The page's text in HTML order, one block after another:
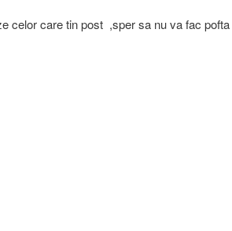
celor care tin post ,sper sa nu va fac pofta